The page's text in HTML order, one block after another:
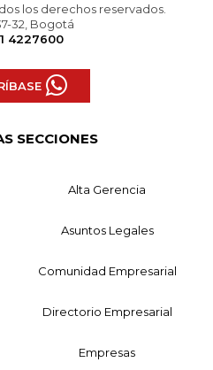
los derechos reservados.
32, Bogotá
4227600
SECCIONES
Alta Gerencia
Asuntos Legales
Comunidad Empresarial
Directorio Empresarial
Empresas